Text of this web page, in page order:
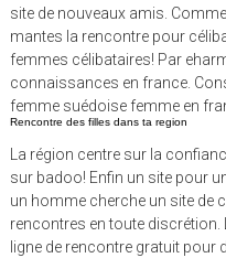
site de nouveaux amis.
mantes la rencontre pour
femmes célibataires! Par
connaissances en france.
femme suédoise femme en
Rencontre des filles dans ta region
La région centre sur la
sur badoo! Enfin un site pour
un homme cherche un site de
rencontres en toute discrétion.
ligne de rencontre gratuit pour